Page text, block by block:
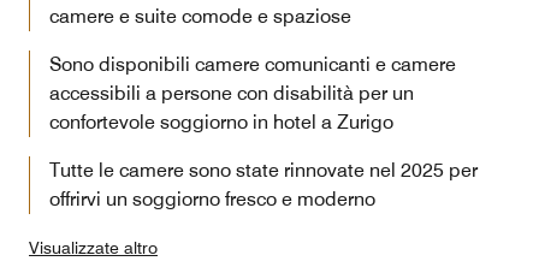
camere e suite comode e spaziose
Sono disponibili camere comunicanti e camere
accessibili a persone con disabilità per un
confortevole soggiorno in hotel a Zurigo
Tutte le camere sono state rinnovate nel 2025 per
offrirvi un soggiorno fresco e moderno
Visualizzate altro